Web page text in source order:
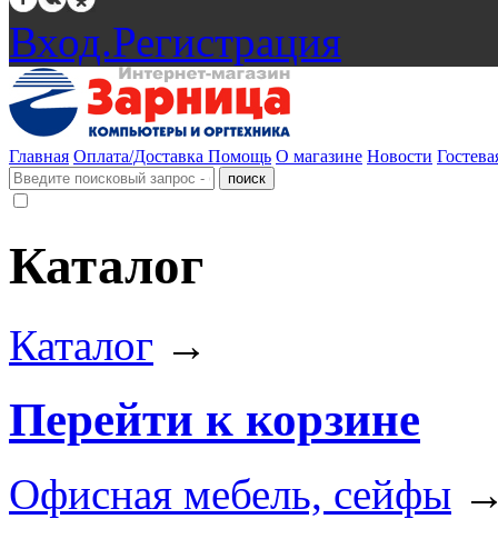
Вход.Регистрация
Главная Оплата/Доставка Помощь О магазине Новости
Каталог
Каталог →
Перейти к корзине
Офисная мебель, сейфы